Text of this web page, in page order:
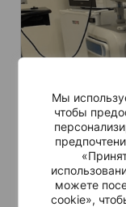
Мы
чтобы
можете
cookie»,
я
п
о
Истории
Новости
ИЗ
ТЕРАПИЯ
ХЕНРИКА